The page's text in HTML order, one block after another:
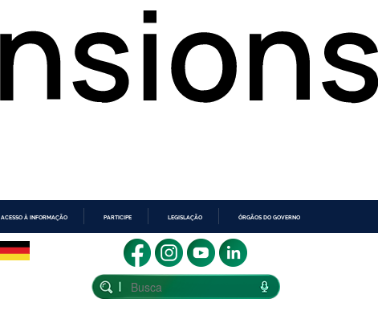
ACESSO À INFORMAÇÃO PARTICIPE LEGISLAÇÃO ÓRGÃOS DO GOVERNO